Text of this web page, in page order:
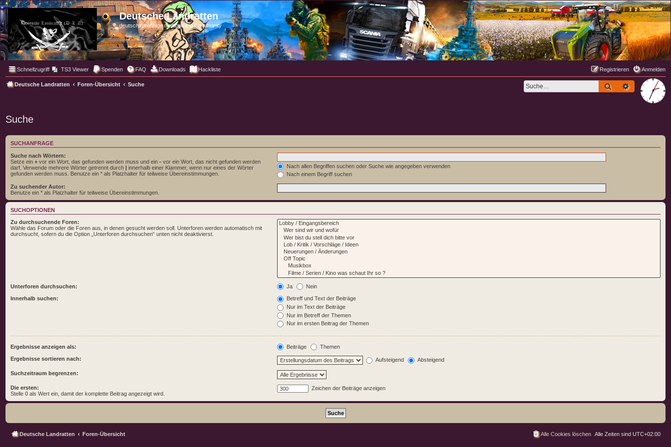
Deutsche Landratten
deutschsprachige multigaming Community
Schnellzugriff TS3 Viewer Spenden FAQ Downloads Hackliste Anmelden
Registrieren
Deutsche Landratten Foren-Übersicht Suche SucheErweiterte
Suche
SUCHANFRAGE
Suche nach Wörtern:
Setze ein + vor ein Wort, das gefunden werden muss und ein - vor ein Wort, das nicht gefunden werden
darf. Verwende mehrere Wörter getrennt durch | innerhalb einer Klammer, wenn nur eines der Wörter
gefunden werden muss. Benutze ein * als Platzhalter für teilweise Übereinstimmungen.
Nach allen Begriffen suchen oder Suche wie angegeben verwenden
Nach einem Begriff suchen
Zu suchender Autor:
Benutze ein * als Platzhalter für teilweise Übereinstimmungen.
SUCHOPTIONEN
Zu durchsuchende Foren:
Wähle das Forum oder die Foren aus, in denen gesucht werden soll. Unterforen werden automatisch mit
durchsucht, sofern du die Option „Unterforen durchsuchen“ unten nicht deaktivierst.
Unterforen durchsuchen: Ja Nein
Innerhalb suchen:
Betreff und Text der Beiträge
Nur im Text der Beiträge
Nur im Betreff der Themen
Nur im ersten Beitrag der Themen
Ergebnisse anzeigen als: Beiträge Themen
Ergebnisse sortieren nach: Aufsteigend Absteigend
Suchzeitraum begrenzen:
Die ersten:
Stelle 0 als Wert ein, damit der komplette Beitrag angezeigt wird.
Zeichen der Beiträge anzeigen
Deutsche Landratten Foren-Übersicht Alle Zeiten sind UTC+02:00
Alle Cookies löschen